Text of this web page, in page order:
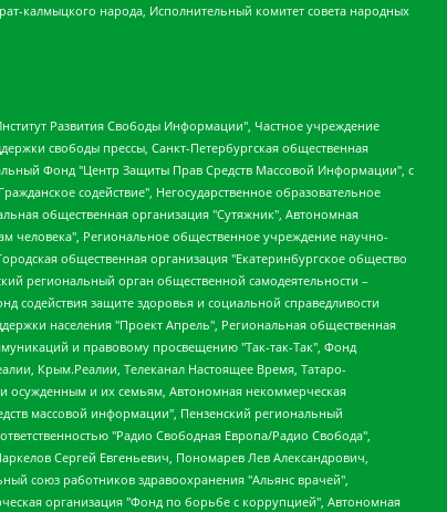
калмыцкого народа, Исполнительный комитет совета народных
ответственностью Издательский дом "Новая глава", Айнбиндер Александра Александровна, Московский комьюнити-центр для ЛГБТ+инициатив, Благотворительный фонд развития филантропии, Deutsche Welle (Германия, Kurt-Schumacher-Strasse 3, 53113 Bonn), Борзунова Мария Михайловна, Воробьев Виктор Викторович, Голубева Анна Львовна, Константинова Алла Михайловна, Малкова Ирина Владимировна, Мурадов Мурад Абдулгалимович, Осетинская Елизавета Николаевна, Понасенков Евгений Николаевич, Ганапольский Матвей Юрьевич, Киселев Евгений Алексеевич, Борухович Ирина Григорьевна, Дремин Иван Тимофеевич, Дубровский Дмитрий Викторович, Красноярская региональная общественная организация поддержки и развития альтернативных образовательных технологий и межкультурных коммуникаций "ИНТЕРРА", Маяковская Екатерина Алексеевна, Фейгин Марк Захарович, Филимонов Андрей Викторович, Дзугкоева Регина Николаевна, Доброхотов Роман Александрович, Дудь Юрий Александрович, Елкин Сергей Владимирович, Кругликов Кирилл Игоревич, Сабунаева Мария Леонидовна, Семенов Алексей Владимирович, Шаинян Карен Багратович, Шульман Екатерина Михайловна, Асафьев Артур Валерьевич, Вахштайн Виктор Семенович, Венедиктов Алексей Алексеевич, Лушникова Екатерина Евгеньевна, Волков Леонид Михайлович, Невзоров Александр Глебович, Пархоменко Сергей Борисович, Сироткин Ярослав Николаевич, Кара-Мурза Владимир Владимирович, Баранова Наталья Владимировна, Гозман Леонид Яковлевич, Кагарлицкий Борис Юльевич, Климарев Михаил Валерьевич, Милов Владимир Станиславович, Автономная некоммерческая организация Краснодарский центр современного искусства "Типография", Моргенштерн Алишер Тагирович, Соболь Любовь Эдуардовна, Общество с ограниченной ответственностью "ЛИЗА НОРМ", Каспаров Гарри Кимович, Ходорковский Михаил Борисович, Общество с ограниченной ответственностью "Апрельские тезисы", Данилович Ирина Брониславовна, Кашин Олег Владимирович, Петров Николай Владимирович, Пивоваров Алексей Владимирович, Соколов Михаил Владимирович, Цветкова Юлия Владимировна, Чичваркин Евгений Александрович, Комитет против пыток/Команда против пыток, Общество с ограниченной ответственностью "Первый научный", Общество с ограниченной ответственностью "Вертолет и ко", Белоцерковская Вероника Борисовна, Кац Максим Евгеньевич, Лазарева Татьяна Юрьевна, Шаведдинов Руслан Табризович, Яшин Илья Валерьевич, Общество с ограниченной ответственностью "Иноагент ААВ", Алешковский Дмитрий Петрович, Альбац Евгения Марковна, Быков Дмитрий Львович, Галямина Юлия Евгеньевна, Лойко Сергей Леонидович, Мартынов Кирилл Константинович, Медведев Сергей Александрович, Крашенинников Федор Геннадиевич, Гордеева Катерина Вл